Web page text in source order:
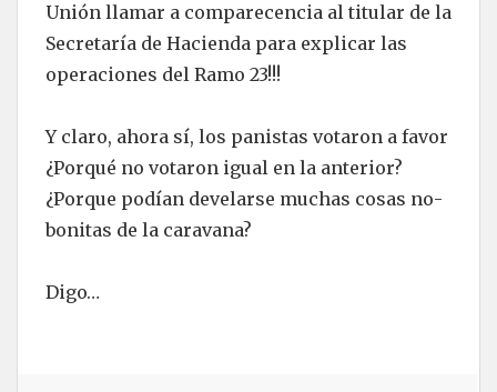
Unión llamar a comparecencia al titular de la
Secretaría de Hacienda para explicar las
operaciones del Ramo 23!!!
Y claro, ahora sí, los panistas votaron a favor
¿Porqué no votaron igual en la anterior?
¿Porque podían develarse muchas cosas no-
bonitas de la caravana?
Digo…